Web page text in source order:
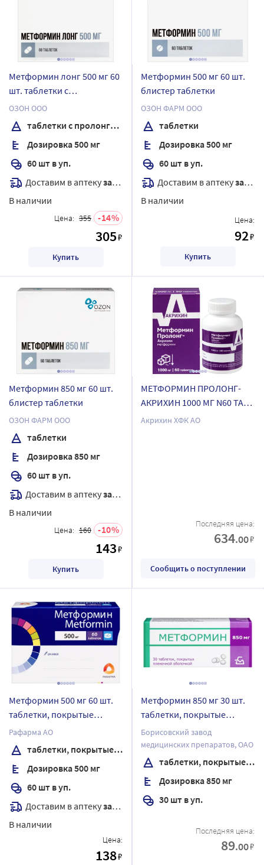
Метформин лонг 500 мг 60
шт. таблетки с
пролонгированным
высвобождением
ОЗОН ООО
таблетки с пролонгированным высвобождением
Дозировка 500 мг
60 шт в уп.
Доставим в аптекузавтра
В наличии
Цена: 355 14
305₽
Купить
Метформин 500 мг 60 шт.
блистер таблетки
ОЗОН ФАРМ ООО
таблетки
Дозировка 500 мг
60 шт в уп.
Доставим в аптекузавтра
В наличии
Цена:
92₽
Купить
Метформин 850 мг 60 шт.
блистер таблетки
ОЗОН ФАРМ ООО
таблетки
Дозировка 850 мг
60 шт в уп.
Доставим в аптекузавтра
В наличии
Цена: 160 10
143₽
Купить
МЕТФОРМИН ПРОЛОНГ-
АКРИХИН 1000 МГ N60 ТАБЛ
ПРОЛОНГ ВЫСВОБ П/
Акрихин ХФК АО
Последняя цена:
634.00₽
Сообщить о поступлении
Метформин 500 мг 60 шт.
таблетки, покрытые
пленочной оболочкой
Рафарма АО
таблетки, покрытые пленочной оболочкой
Дозировка 500 мг
60 шт в уп.
Доставим в аптекузавтра
В наличии
Цена:
138₽
Метформин 850 мг 30 шт.
таблетки, покрытые
пленочной оболочкой
Борисовский завод
медицинских препаратов, ОАО
таблетки, покрытые пленочной оболочкой
Дозировка 850 мг
30 шт в уп.
Последняя цена:
89.00₽